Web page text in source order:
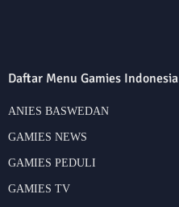
Daftar Menu Gamies Indonesia
ANIES BASWEDAN
GAMIES NEWS
GAMIES PEDULI
GAMIES TV